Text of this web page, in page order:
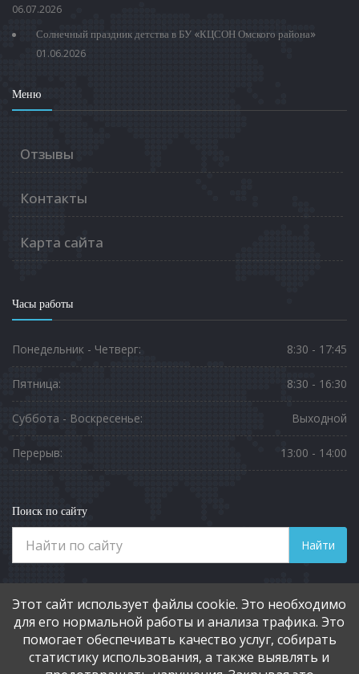
06.07.2026
Солнечный праздник детства в БУ «КЦСОН Омского района»
01.06.2026
Меню
Отзывы
Контакты
Карта сайта
Часы работы
Понедельник - Четверг: 8:30 - 17:45
Пятница: 8:30 - 16:30
Суббота - Воскресенье: Выходной
Перерыв: 13:00 - 14:00
Поиск по сайту
Найти
Телефоны
8 (3812) 901-551
Социальные сети
Этот сайт использует файлы cookie. Это необходимо
для его нормальной работы и анализа трафика. Это
помогает обеспечивать качество услуг, собирать
статистику использования, а также выявлять и